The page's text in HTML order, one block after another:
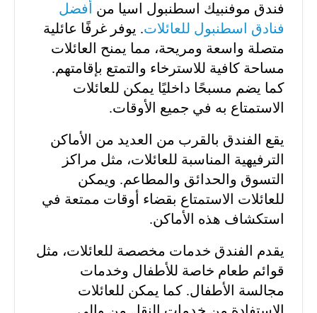
فندق موفنبيك اسطنبول اسيا من
أفضل
فنادق اسطنبول للعائلات. يوفر غرفًا عائلية
متصلة واسعة ومريحة، مما يمنح العائلات
مساحة كافية للاسترخاء والتمتع بإقامتهم.
كما يضم مسبحًا داخليًا يمكن للعائلات
الاستمتاع به في جميع الأوقات.
يقع الفندق بالقرب من العديد من الأماكن
الترفيهية المناسبة للعائلات، مثل مراكز
التسوق والحدائق والمطاعم. ويمكن
للعائلات الاستمتاع بقضاء أوقات ممتعة في
استكشاف هذه الأماكن.
يقدم الفندق خدمات مخصصة للعائلات، مثل
قوائم طعام خاصة للأطفال وخدمات
مجالسة الأطفال. كما يمكن للعائلات